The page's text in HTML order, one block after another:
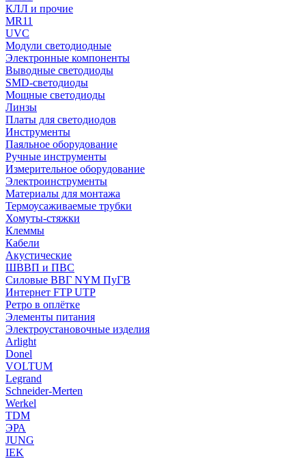
КЛЛ и прочие
MR11
UVC
Модули светодиодные
Электронные компоненты
Выводные светодиоды
SMD-светодиоды
Мощные светодиоды
Линзы
Платы для светодиодов
Инструменты
Паяльное оборудование
Ручные инструменты
Измерительное оборудование
Электроинструменты
Материалы для монтажа
Термоусаживаемые трубки
Хомуты-стяжки
Клеммы
Кабели
Акустические
ШВВП и ПВС
Силовые ВВГ NYM ПуГВ
Интернет FTP UTP
Ретро в оплётке
Элементы питания
Электроустановочные изделия
Arlight
Donel
VOLTUM
Legrand
Schneider-Merten
Werkel
TDM
ЭРА
JUNG
IEK